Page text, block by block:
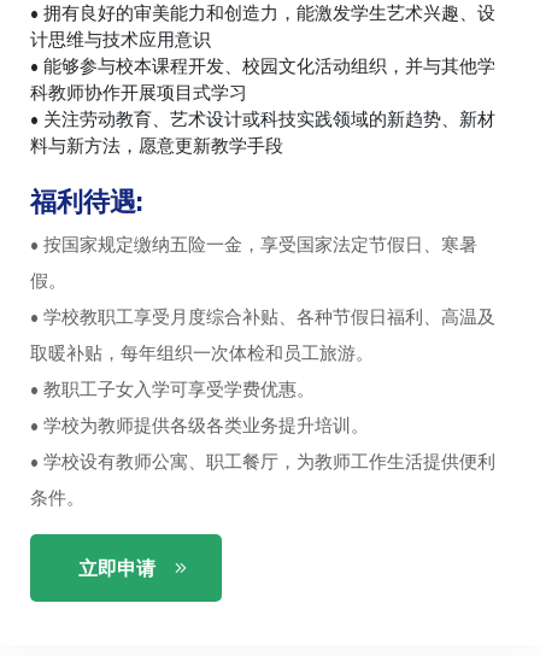
• 拥有良好的审美能力和创造力，能激发学生艺术兴趣、设
计思维与技术应用意识
• 能够参与校本课程开发、校园文化活动组织，并与其他学
科教师协作开展项目式学习
• 关注劳动教育、艺术设计或科技实践领域的新趋势、新材
料与新方法，愿意更新教学手段
福利待遇:
• 按国家规定缴纳五险一金，享受国家法定节假日、寒暑
假。
• 学校教职工享受月度综合补贴、各种节假日福利、高温及
取暖补贴，每年组织一次体检和员工旅游。
• 教职工子女入学可享受学费优惠。
• 学校为教师提供各级各类业务提升培训。
• 学校设有教师公寓、职工餐厅，为教师工作生活提供便利
条件。
立即申请